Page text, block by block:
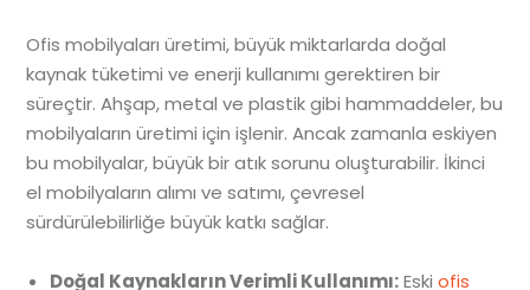
Ofis mobilyaları üretimi, büyük miktarlarda doğal
kaynak tüketimi ve enerji kullanımı gerektiren bir
süreçtir. Ahşap, metal ve plastik gibi hammaddeler, bu
mobilyaların üretimi için işlenir. Ancak zamanla eskiyen
bu mobilyalar, büyük bir atık sorunu oluşturabilir. İkinci
el mobilyaların alımı ve satımı, çevresel
sürdürülebilirliğe büyük katkı sağlar.
Doğal Kaynakların Verimli Kullanımı:Eskiofis